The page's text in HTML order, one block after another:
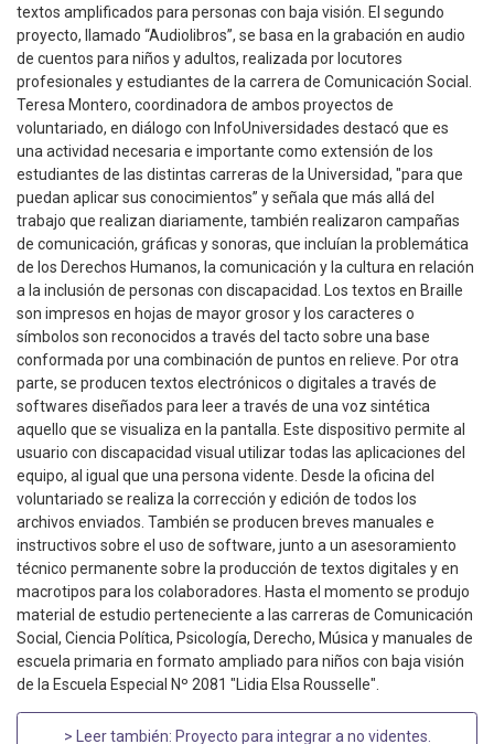
textos amplificados para personas con baja visión. El segundo
proyecto, llamado “Audiolibros”, se basa en la grabación en audio
de cuentos para niños y adultos, realizada por locutores
profesionales y estudiantes de la carrera de Comunicación Social.
Teresa Montero, coordinadora de ambos proyectos de
voluntariado, en diálogo con InfoUniversidades destacó que es
una actividad necesaria e importante como extensión de los
estudiantes de las distintas carreras de la Universidad, "para que
puedan aplicar sus conocimientos” y señala que más allá del
trabajo que realizan diariamente, también realizaron campañas
de comunicación, gráficas y sonoras, que incluían la problemática
de los Derechos Humanos, la comunicación y la cultura en relación
a la inclusión de personas con discapacidad. Los textos en Braille
son impresos en hojas de mayor grosor y los caracteres o
símbolos son reconocidos a través del tacto sobre una base
conformada por una combinación de puntos en relieve. Por otra
parte, se producen textos electrónicos o digitales a través de
softwares diseñados para leer a través de una voz sintética
aquello que se visualiza en la pantalla. Este dispositivo permite al
usuario con discapacidad visual utilizar todas las aplicaciones del
equipo, al igual que una persona vidente. Desde la oficina del
voluntariado se realiza la corrección y edición de todos los
archivos enviados. También se producen breves manuales e
instructivos sobre el uso de software, junto a un asesoramiento
técnico permanente sobre la producción de textos digitales y en
macrotipos para los colaboradores. Hasta el momento se produjo
material de estudio perteneciente a las carreras de Comunicación
Social, Ciencia Política, Psicología, Derecho, Música y manuales de
escuela primaria en formato ampliado para niños con baja visión
de la Escuela Especial Nº 2081 "Lidia Elsa Rousselle".
> Leer también: Proyecto para integrar a no videntes